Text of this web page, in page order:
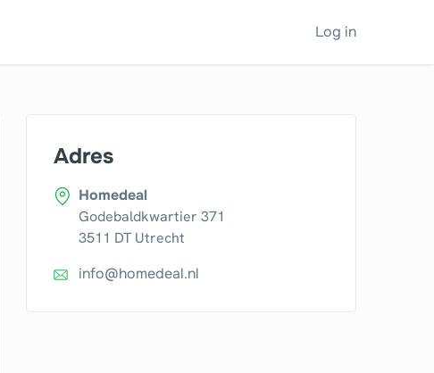
Log in
Adres
Homedeal
Godebaldkwartier 371
3511 DT Utrecht
info@homedeal.nl